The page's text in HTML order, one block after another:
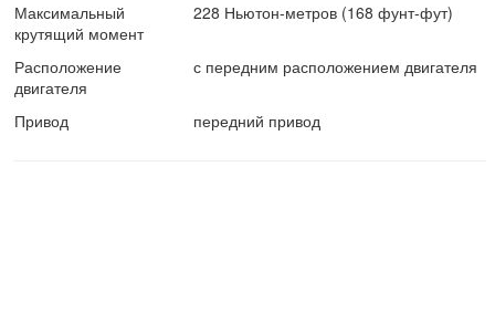
Максимальный
крутящий момент
228 Ньютон-метров (168 фунт-фут)
Расположение
двигателя
с передним расположением двигателя
Привод передний привод